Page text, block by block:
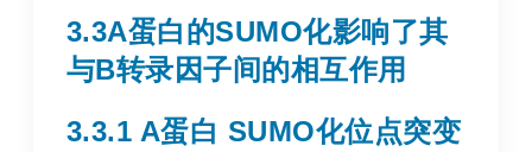
3.3A蛋白的SUMO化影响了其
与B转录因子间的相互作用
3.3.1 A蛋白 SUMO化位点突变